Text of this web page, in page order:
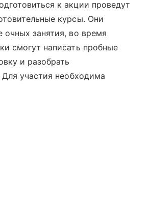
к акции проведут
курсы. Они
очных занятия, во время
смогут написать пробные
и разобрать
участия необходима